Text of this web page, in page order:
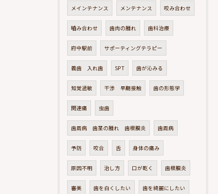
メインテナンス メンテナンス 咬み合わせ
嚙み合わせ 歯肉の腫れ 歯科治療
府中駅前 サポーティングテラピー
義歯 入れ歯 SPT 歯が沁みる
知覚過敏 干渉 早期接触 歯の形態学
関連痛 虫歯
歯周病 歯茎の腫れ 歯根膜炎 歯周病
予防 咬合 舌 身体の痛み
原因不明 治し方 口が乾く 歯根膜炎
審美 歯を白くしたい 歯を綺麗にしたい